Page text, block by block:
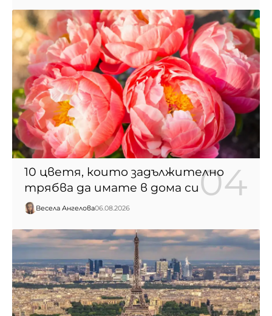
10 цветя, които задължително
трябва да имате в дома си
Весела Ангелова06.08.2026